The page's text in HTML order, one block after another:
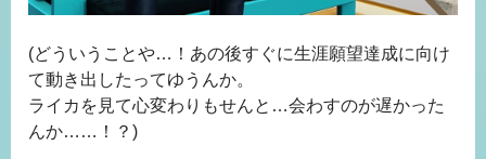
(どういうことや…！あの後すぐに生涯願望達成に向け
て動き出したってゆうんか。
ライカを見て心変わりもせんと…会わすのが遅かった
んか……！？)